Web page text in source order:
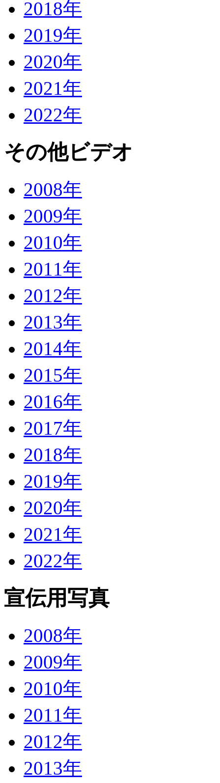
2018年
2019年
2020年
2021年
2022年
その他ビデオ
2008年
2009年
2010年
2011年
2012年
2013年
2014年
2015年
2016年
2017年
2018年
2019年
2020年
2021年
2022年
宣伝用写真
2008年
2009年
2010年
2011年
2012年
2013年